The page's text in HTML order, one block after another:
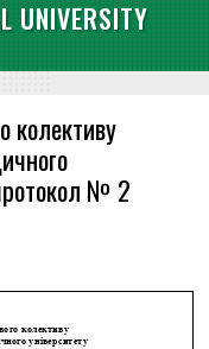
UNIVERSITY
колективу
№ 2